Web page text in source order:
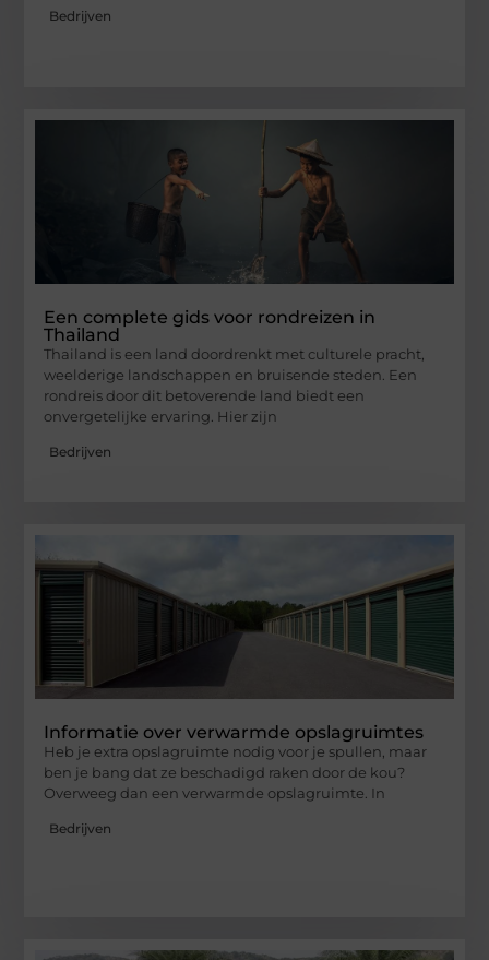
Bedrijven
Een complete gids voor rondreizen in
Thailand
Thailand is een land doordrenkt met culturele pracht,
weelderige landschappen en bruisende steden. Een
rondreis door dit betoverende land biedt een
onvergetelijke ervaring. Hier zijn
Bedrijven
Informatie over verwarmde opslagruimtes
Heb je extra opslagruimte nodig voor je spullen, maar
ben je bang dat ze beschadigd raken door de kou?
Overweeg dan een verwarmde opslagruimte. In
Bedrijven